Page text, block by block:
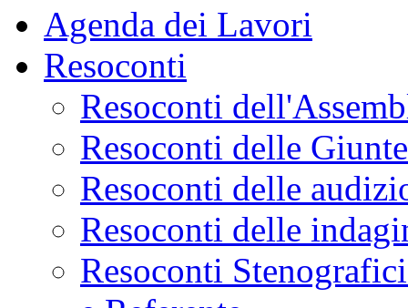
Agenda dei Lavori
Resoconti
Resoconti
Resoconti delle
Resoconti delle
Resoconti delle
Resoconti